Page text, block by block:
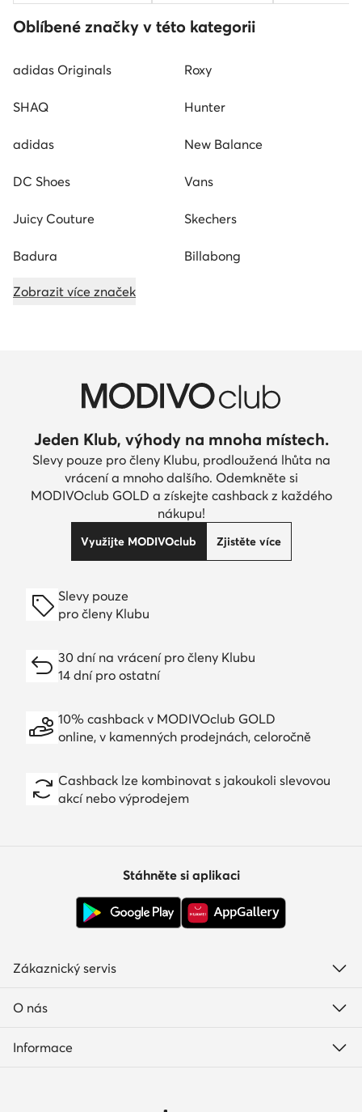
Oblíbené značky v této kategorii
adidas Originals Roxy
SHAQ Hunter
adidas New Balance
DC Shoes Vans
Juicy Couture Skechers
Badura Billabong
Zobrazit více značek
Jeden Klub, výhody na mnoha místech.
Slevy pouze pro členy Klubu, prodloužená lhůta na
vrácení a mnoho dalšího. Odemkněte si
MODIVOclub GOLD a získejte cashback z každého
nákupu!
Využijte MODIVOclub Zjistěte více
Slevy pouze
pro členy Klubu
30 dní na vrácení pro členy Klubu
14 dní pro ostatní
10% cashback v MODIVOclub GOLD
online, v kamenných prodejnách, celoročně
Cashback lze kombinovat s jakoukoli slevovou
akcí nebo výprodejem
Stáhněte si aplikaci
Zákaznický servis
O nás
Informace